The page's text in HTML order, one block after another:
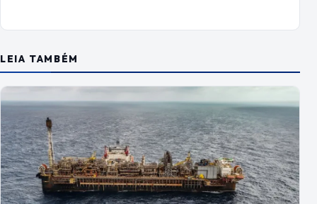
LEIA TAMBÉM